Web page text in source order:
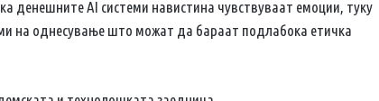
денешните AI системи навистина чувствуваат емоции, туку
на однесување што можат да бараат подлабока етичка